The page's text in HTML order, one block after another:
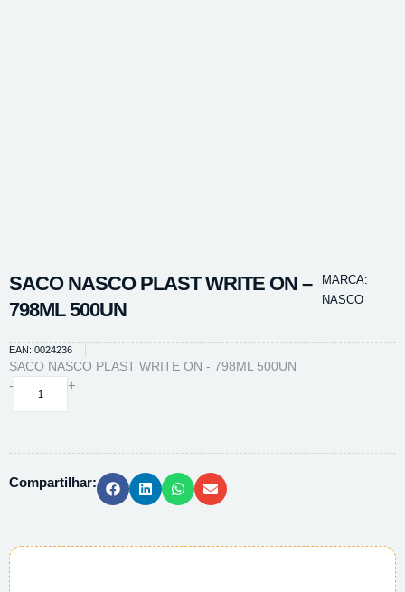
SACO NASCO PLAST WRITE ON –
798ML 500UN
MARCA:
NASCO
EAN: 0024236
SACO NASCO PLAST WRITE ON - 798ML 500UN
-
SACO
-
quantidade
+
Compartilhar: